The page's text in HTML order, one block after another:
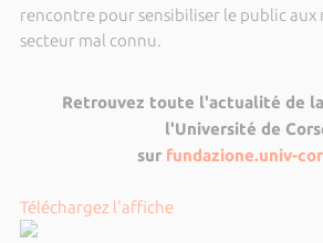
rencontre pour sensibiliser le public aux
secteur mal connu.
Retrouvez toute l'actualité de
l'Université de
sur fundazione.univ-
Téléchargez l'affiche